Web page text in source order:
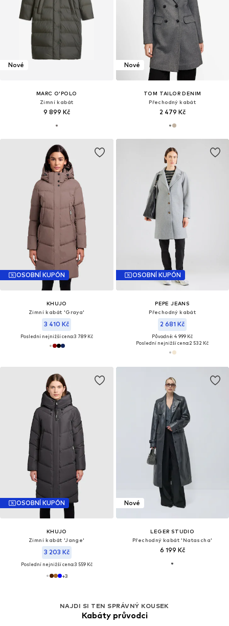
Nové
MARC O'POLO
Zimní kabát
9 899 Kč
Nové
TOM TAILOR DENIM
Přechodný kabát
2 479 Kč
OSOBNÍ KUPÓN
KHUJO
Zimní kabát 'Graya'
3 410 Kč
Poslední nejnižší cena:3 789 Kč
OSOBNÍ KUPÓN
PEPE JEANS
Přechodný kabát
2 681 Kč
Původně: 4 999 Kč
Poslední nejnižší cena:2 532 Kč
OSOBNÍ KUPÓN
KHUJO
Zimní kabát 'Jange'
3 203 Kč
Poslední nejnižší cena:3 559 Kč
+3
Nové
LEGER STUDIO
Přechodný kabát 'Natascha'
6 199 Kč
NAJDI SI TEN SPRÁVNÝ KOUSEK
Kabáty průvodci